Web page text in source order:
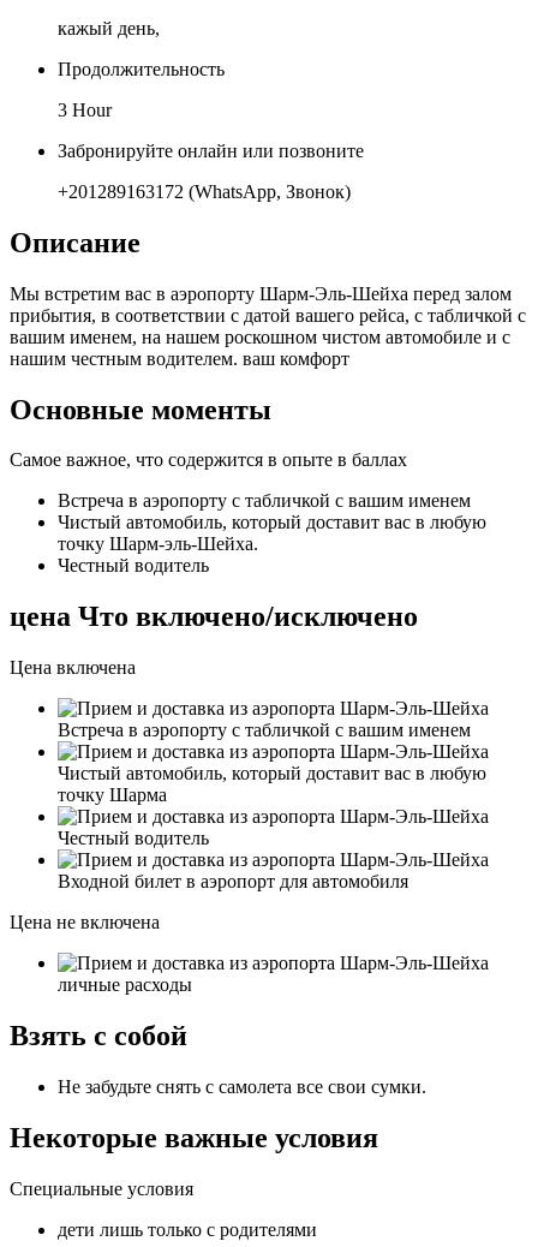
кажый день,
Продолжительность
3 Hour
Забронируйте онлайн или позвоните
+201289163172 (WhatsApp, Звонок)
Описание
Мы встретим вас в аэропорту Шарм-Эль-Шейха перед залом
прибытия, в соответствии с датой вашего рейса, с табличкой с
вашим именем, на нашем роскошном чистом автомобиле и с
нашим честным водителем. ваш комфорт
Основные моменты
Самое важное, что содержится в опыте в баллах
Встреча в аэропорту с табличкой с вашим именем
Чистый автомобиль, который доставит вас в любую
точку Шарм-эль-Шейха.
Честный водитель
цена Что включено/исключено
Цена включена
Встреча в аэропорту с табличкой с вашим именем
Чистый автомобиль, который доставит вас в любую
точку Шарма
Честный водитель
Входной билет в аэропорт для автомобиля
Цена не включена
личные расходы
Взять с собой
Не забудьте снять с самолета все свои сумки.
Некоторые важные условия
Специальные условия
дети лишь только с родителями